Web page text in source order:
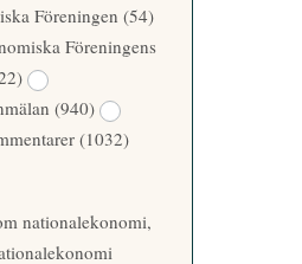
Föreningen (54)
Föreningens
(940)
(1032)
nationalekonomi,